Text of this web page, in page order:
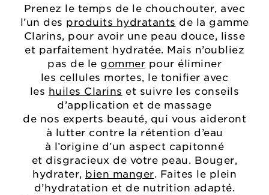
Prenez le temps de le chouchouter, avec
l’un des produits hydratants de la gamme
Clarins, pour avoir une peau douce, lisse
et parfaitement hydratée. Mais n’oubliez
pas de le gommer pour éliminer
les cellules mortes, le tonifier avec
les huiles Clarins et suivre les conseils
d’application et de massage
de nos experts beauté, qui vous aideront
à lutter contre la rétention d’eau
à l’origine d’un aspect capitonné
et disgracieux de votre peau. Bouger,
hydrater, bien manger. Faites le plein
d’hydratation et de nutrition adapté.